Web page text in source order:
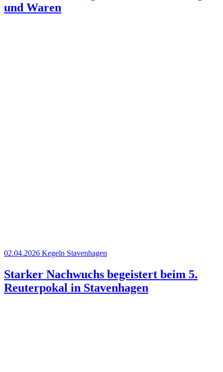
und Waren
02.04.2026 Kegeln Stavenhagen
Starker Nachwuchs begeistert beim 5.
Reuterpokal in Stavenhagen